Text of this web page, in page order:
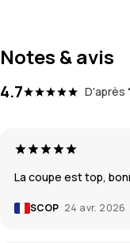
Notes & avis
4.7 D'après
La coupe est top,
SCOP 24 avr. 2026